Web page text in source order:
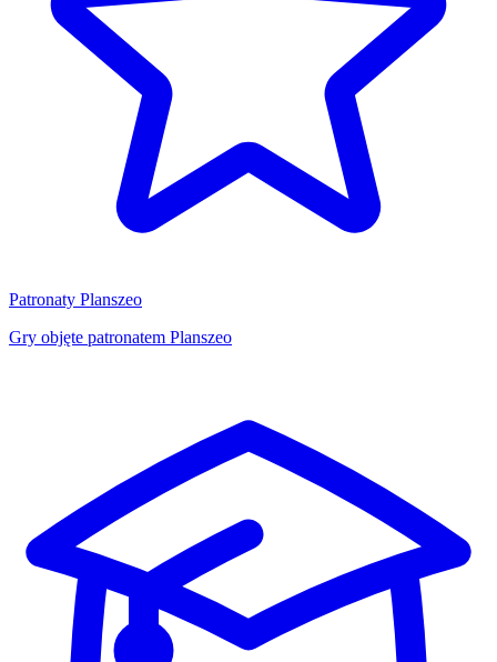
Patronaty Planszeo
Gry objęte patronatem Planszeo